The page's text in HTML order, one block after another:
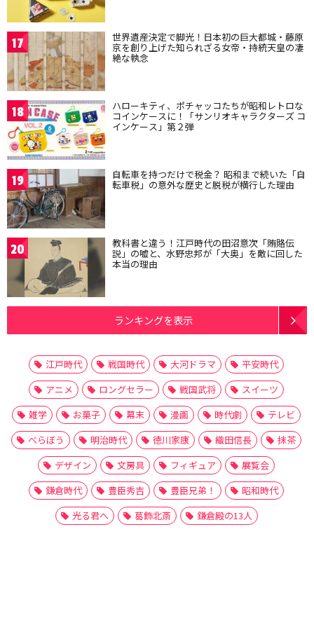
17 世界遺産決定で脚光！日本初の巨大都城・藤原
京を創り上げた知られざる女帝・持統天皇の凄
絶な執念
18 ハローキティ、ポチャッコたちが昭和レトロな
コインケースに！「サンリオキャラクターズ コ
インケース」第２弾
19 自転車を持つだけで税金？ 昭和まで続いた「自
転車税」の意外な歴史と脱税が横行した理由
20 教科書と違う！江戸時代の田沼意次「賄賂伝
説」の嘘と、水野忠邦が「大奥」を敵に回した
本当の理由
ランキングを表示
江戸時代 戦国時代 大河ドラマ
平安時代
アニメ
ロングセラー 戦国武将
スイーツ
雑学
お菓子 幕末 漫画 時代劇
テレビ
べらぼう
明治時代 徳川家康 織田信長
抹茶
デザイン
文房具 フィギュア
展覧会
鎌倉時代
豊臣秀吉 豊臣兄弟！
昭和時代
光る君へ
葛飾北斎 鎌倉殿の13人